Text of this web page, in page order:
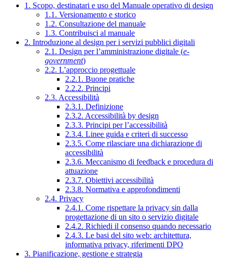
1. Scopo, destinatari e uso del Manuale operativo di design
1.1. Versionamento e storico
1.2. Consultazione del manuale
1.3. Contribuisci al manuale
2. Introduzione al design per i servizi pubblici digitali
2.1. Design per l’amministrazione digitale (e-
government)
2.2. L’approccio progettuale
2.2.1. Buone pratiche
2.2.2. Principi
2.3. Accessibilità
2.3.1. Definizione
2.3.2. Accessibilità by design
2.3.3. Principi per l’accessibilità
2.3.4. Linee guida e criteri di successo
2.3.5. Come rilasciare una dichiarazione di
accessibilità
2.3.6. Meccanismo di feedback e procedura di
attuazione
2.3.7. Obiettivi accessibilità
2.3.8. Normativa e approfondimenti
2.4. Privacy
2.4.1. Come rispettare la privacy sin dalla
progettazione di un sito o servizio digitale
2.4.2. Richiedi il consenso quando necessario
2.4.3. Le basi del sito web: architettura,
informativa privacy, riferimenti DPO
3. Pianificazione, gestione e strategia